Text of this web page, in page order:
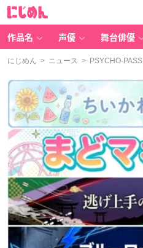
作品名 声優 舞台俳優
にじめん > ニュース > PSYCHO-PASS